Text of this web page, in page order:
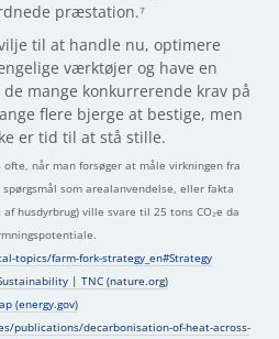
præstation.⁷
til at handle nu, optimere
værktøjer og have en
mange konkurrerende krav på
flere bjerge at bestige, men
er tid til at stå stille.
ofte, når man forsøger at måle virkningen fra
som arealanvendelse, eller fakta
husdyrbrug) ville svare til 25 tons CO₂e da
topics/farm-fork-strategy_en#Strategy
| TNC (nature.org)
(energy.gov)
publications/decarbonisation-of-heat-across-